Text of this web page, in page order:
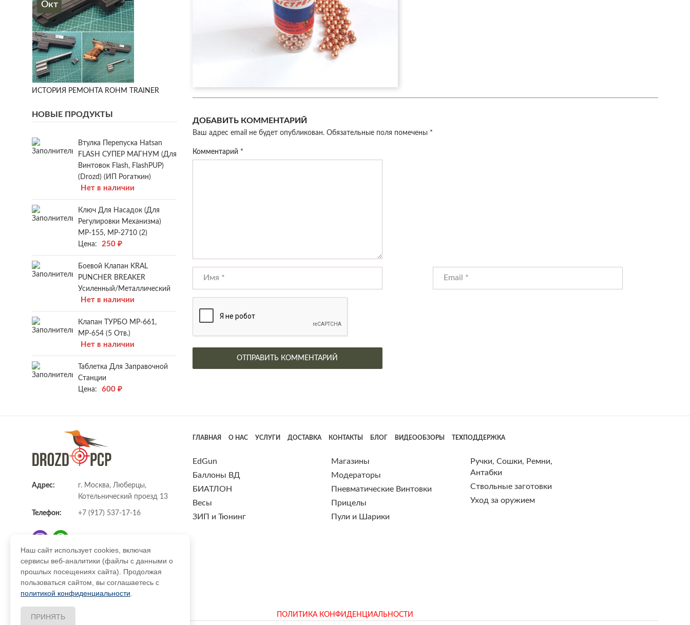
ДОБАВИТЬ КОММЕНТАРИЙ
Ваш адрес email не будет опубликован. Обязательные поля помечены *
Комментарий *
Окт
ИСТОРИЯ РЕМОНТА ROHM TRAINER
НОВЫЕ ПРОДУКТЫ
Втулка Перепуска Hatsan
FLASH СУПЕР МАГНУМ (для
Винтовок Flash, FlashPUP)
(Drozd) (ИП Рогаткин)
Нет в наличии
Ключ Для Насадок (для
Регулировки Механизма)
МР-155, МР-2710 (2)
Цена:
250 ₽
Боевой Клапан KRAL
PUNCHER BREAKER
Усиленный/металлический
Нет в наличии
Клапан ТУРБО МР-661,
МР-654 (5 Отв.)
Нет в наличии
Таблетка Для Заправочной
Станции
Цена:
600 ₽
Адрес:
г. Москва, Люберцы,
Котельнический проезд 13
Телефон: +7 (917) 537-17-16
E-mail: info@DrozdPcp.ru
ГЛАВНАЯ О НАС УСЛУГИ ДОСТАВКА КОНТАКТЫ БЛОГ ВИДЕООБЗОРЫ ТЕХПОДДЕРЖКА
EdGun
Баллоны ВД
БИАТЛОН
Весы
ЗИП и Тюнинг
Магазины
Модераторы
Пневматические Винтовки
Прицелы
Пули и Шарики
Ручки, Сошки, Ремни,
Антабки
Ствольные заготовки
Уход за оружием
ПОЛИТИКА КОНФИДЕНЦИАЛЬНОСТИ
Наш сайт использует cookies, включая
сервисы веб-аналитики (файлы с данными о
прошлых посещениях сайта). Продолжая
пользоваться сайтом, вы соглашаетесь с
политикой конфиденциальности
ПРИНЯТЬ